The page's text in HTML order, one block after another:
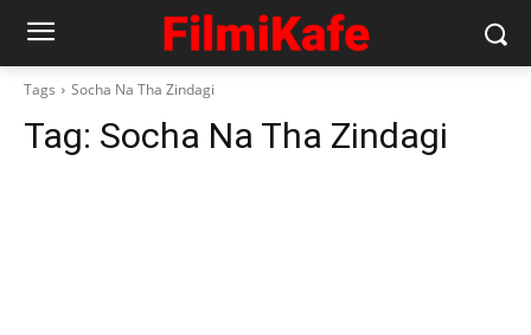
Tags Socha Na Tha Zindagi
Tag: Socha Na Tha Zindagi